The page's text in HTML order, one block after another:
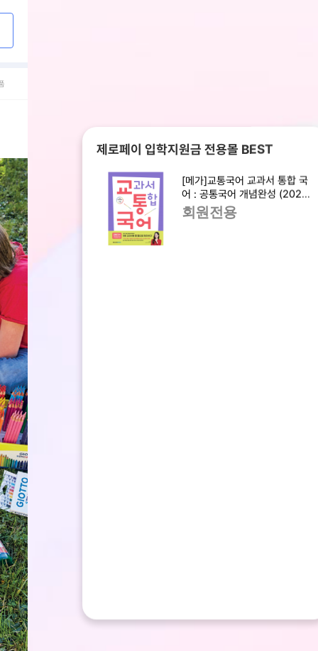
제로페이 입학지원금 전용몰 BEST
[메가]교통국어 교과서 통합 국
어 : 공통국어 개념완성 (2025
년)
회원전용